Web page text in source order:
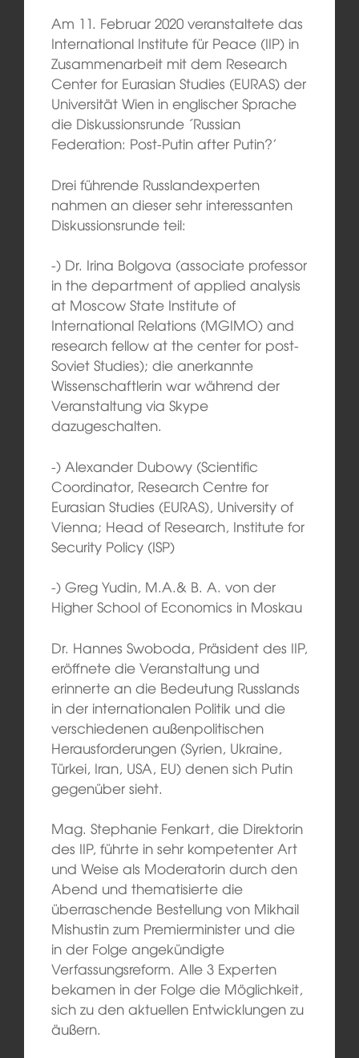
Am 11. Februar 2020 veranstaltete das
International Institute für Peace (IIP) in
Zusammenarbeit mit dem Research
Center for Eurasian Studies (EURAS) der
Universität Wien in englischer Sprache
die Diskussionsrunde ´Russian
Federation: Post-Putin after Putin?’
Drei führende Russlandexperten
nahmen an dieser sehr interessanten
Diskussionsrunde teil:
-) Dr. Irina Bolgova (associate professor
in the department of applied analysis
at Moscow State Institute of
International Relations (MGIMO) and
research fellow at the center for post-
Soviet Studies); die anerkannte
Wissenschaftlerin war während der
Veranstaltung via Skype
dazugeschalten.
-) Alexander Dubowy (Scientific
Coordinator, Research Centre for
Eurasian Studies (EURAS), University of
Vienna; Head of Research, Institute for
Security Policy (ISP)
-) Greg Yudin, M.A.& B. A. von der
Higher School of Economics in Moskau
Dr. Hannes Swoboda, Präsident des IIP,
eröffnete die Veranstaltung und
erinnerte an die Bedeutung Russlands
in der internationalen Politik und die
verschiedenen außenpolitischen
Herausforderungen (Syrien, Ukraine,
Türkei, Iran, USA, EU) denen sich Putin
gegenüber sieht.
Mag. Stephanie Fenkart, die Direktorin
des IIP, führte in sehr kompetenter Art
und Weise als Moderatorin durch den
Abend und thematisierte die
überraschende Bestellung von Mikhail
Mishustin zum Premierminister und die
in der Folge angekündigte
Verfassungsreform. Alle 3 Experten
bekamen in der Folge die Möglichkeit,
sich zu den aktuellen Entwicklungen zu
äußern.